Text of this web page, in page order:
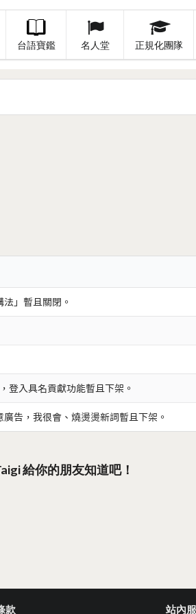
台語寶鑑 名人堂 正規化團隊
」暫且關閉。
登入具名貢獻功能暫且下架。
告，我很會、燒燙燙新詞暫且下架。
給你的朋友知道吧！
款 站內